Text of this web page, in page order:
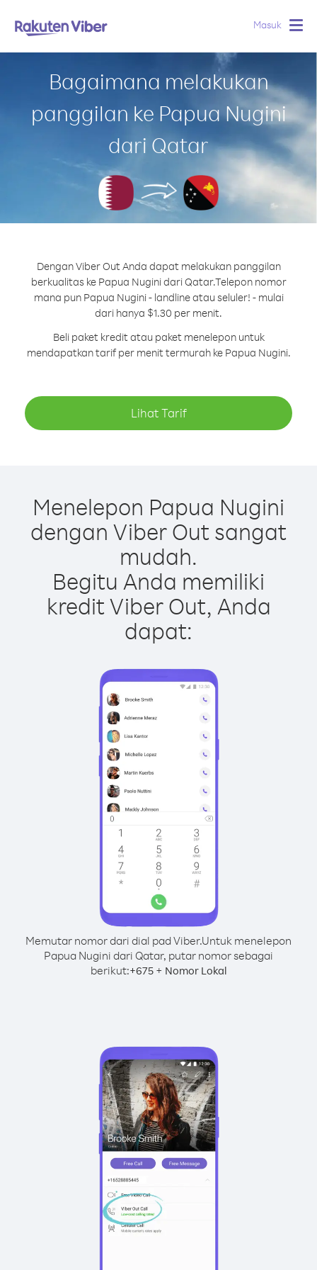
Masuk
Bagaimana melakukan
panggilan ke Papua Nugini
dari Qatar
Dengan Viber Out Anda dapat melakukan panggilan
berkualitas ke Papua Nugini dari Qatar.Telepon nomor
mana pun Papua Nugini - landline atau seluler! - mulai
dari hanya $1.30 per menit.
Beli paket kredit atau paket menelepon untuk
mendapatkan tarif per menit termurah ke Papua Nugini.
Lihat Tarif
Menelepon Papua Nugini
dengan Viber Out sangat
mudah.
Begitu Anda memiliki
kredit Viber Out, Anda
dapat:
Memutar nomor dari dial pad Viber.Untuk menelepon
Papua Nugini dari Qatar, putar nomor sebagai
berikut:+675+ Nomor Lokal